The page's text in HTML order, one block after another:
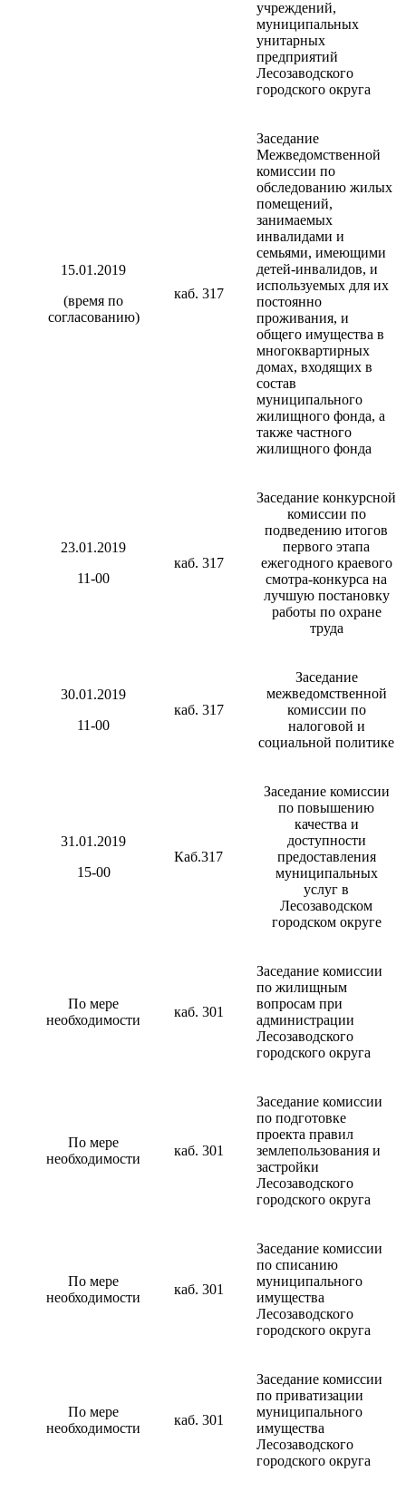
учреждений,
муниципальных
унитарных
предприятий
Лесозаводского
городского округа
15.01.2019
(время по
согласованию)
каб. 317
Заседание
Межведомственной
комиссии по
обследованию жилых
помещений,
занимаемых
инвалидами и
семьями, имеющими
детей-инвалидов, и
используемых для их
постоянно
проживания, и
общего имущества в
многоквартирных
домах, входящих в
состав
муниципального
жилищного фонда, а
также частного
жилищного фонда
23.01.2019
11-00
каб. 317
Заседание конкурсной
комиссии по
подведению итогов
первого этапа
ежегодного краевого
смотра-конкурса на
лучшую постановку
работы по охране
труда
30.01.2019
11-00
каб. 317
Заседание
межведомственной
комиссии по
налоговой и
социальной политике
31.01.2019
15-00
Каб.317
Заседание комиссии
по повышению
качества и
доступности
предоставления
муниципальных
услуг в
Лесозаводском
городском округе
По мере
необходимости
каб. 301
Заседание комиссии
по жилищным
вопросам при
администрации
Лесозаводского
городского округа
По мере
необходимости
каб. 301
Заседание комиссии
по подготовке
проекта правил
землепользования и
застройки
Лесозаводского
городского округа
По мере
необходимости
каб. 301
Заседание комиссии
по списанию
муниципального
имущества
Лесозаводского
городского округа
По мере
необходимости
каб. 301
Заседание комиссии
по приватизации
муниципального
имущества
Лесозаводского
городского округа